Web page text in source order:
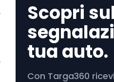
Scopri
tua auto.
Con Targa360